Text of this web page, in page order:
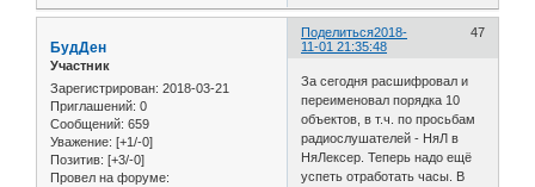
Поделиться 47
2018-
11-01 21:35:48
БудДен
Участник
Зарегистрирован: 2018-03-21
Приглашений: 0
Сообщений: 659
Уважение: [+1/-0]
Позитив: [+3/-0]
Провел на форуме:
За сегодня расшифровал и
переименовал порядка 10
объектов, в т.ч. по просьбам
радиослушателей - НяЛ в
НяЛексер. Теперь надо ещё
успеть отработать часы. В